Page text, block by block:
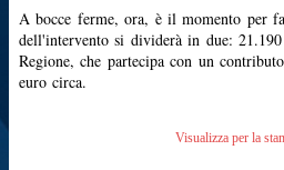
A bocce ferme, ora, è il momento per
dell'intervento si dividerà in due:
Regione, che partecipa con un
euro circa.
Visualizza per la